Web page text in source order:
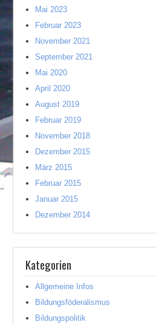
Mai 2023
Februar 2023
November 2021
September 2021
Mai 2020
April 2020
August 2019
Februar 2019
November 2018
Dezember 2015
März 2015
Februar 2015
Januar 2015
Dezember 2014
Kategorien
Allgemeine Infos
Bildungsföderalismus
Bildungspolitik